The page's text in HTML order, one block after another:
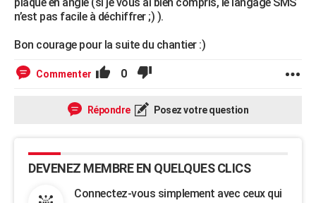
n’est pas facile à déchiffrer ;) ).
Bon courage pour la suite du chantier :)
Commenter 0
Répondre Posez votre question
DEVENEZ MEMBRE EN QUELQUES CLICS
Connectez-vous simplement avec ceux qui